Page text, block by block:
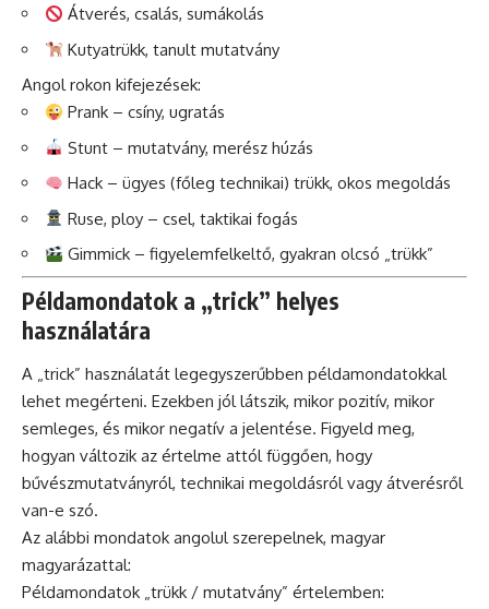
Átverés, csalás, sumákolás
Kutyatrükk, tanult mutatvány
Angol rokon kifejezések:
Prank – csíny, ugratás
Stunt – mutatvány, merész húzás
Hack – ügyes (főleg technikai) trükk, okos megoldás
Ruse, ploy – csel, taktikai fogás
Gimmick – figyelemfelkeltő, gyakran olcsó „trükk”
Példamondatok a „trick” helyes
használatára
A „trick” használatát legegyszerűbben példamondatokkal
lehet megérteni. Ezekben jól látszik, mikor pozitív, mikor
semleges, és mikor negatív a jelentése. Figyeld meg,
hogyan változik az értelme attól függően, hogy
bűvészmutatványról, technikai megoldásról vagy átverésről
van-e szó.
Az alábbi mondatok angolul szerepelnek, magyar
magyarázattal:
Példamondatok „trükk / mutatvány” értelemben: